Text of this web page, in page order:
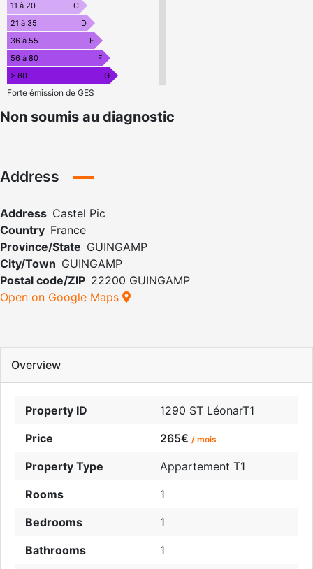
11 à 20
C
21 à 35
D
36 à 55
E
56 à 80
F
> 80
G
Forte émission de GES
Non soumis au diagnostic
Address
Address Castel Pic
Country France
Province/State GUINGAMP
City/Town GUINGAMP
Postal code/ZIP 22200 GUINGAMP
Open on Google Maps
Overview
Property ID
1290 ST LéonarT1
Price
265€ / mois
Property Type
Appartement T1
Rooms
1
Bedrooms
1
Bathrooms
1